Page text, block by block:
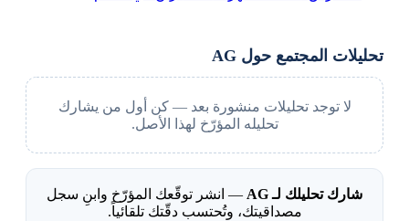
تحليلات المجتمع حول AG
لا توجد تحليلات منشورة بعد — كن أول من يشارك
تحليله المؤرّخ لهذا الأصل.
شارك تحليلك لـ AG
— انشر توقّعك المؤرّخ وابنِ سجل
مصداقيتك، وتُحتسب دقّتك تلقائياً.